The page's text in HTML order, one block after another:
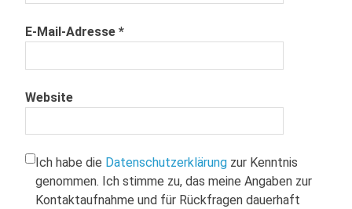
E-Mail-Adresse *
Website
Ich habe die Datenschutzerklärung zur Kenntnis
genommen. Ich stimme zu, das meine Angaben zur
Kontaktaufnahme und für Rückfragen dauerhaft